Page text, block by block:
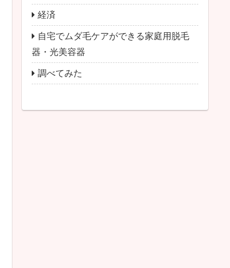
経済
自宅でムダ毛ケアができる家庭用脱毛
器・光美容器
調べてみた